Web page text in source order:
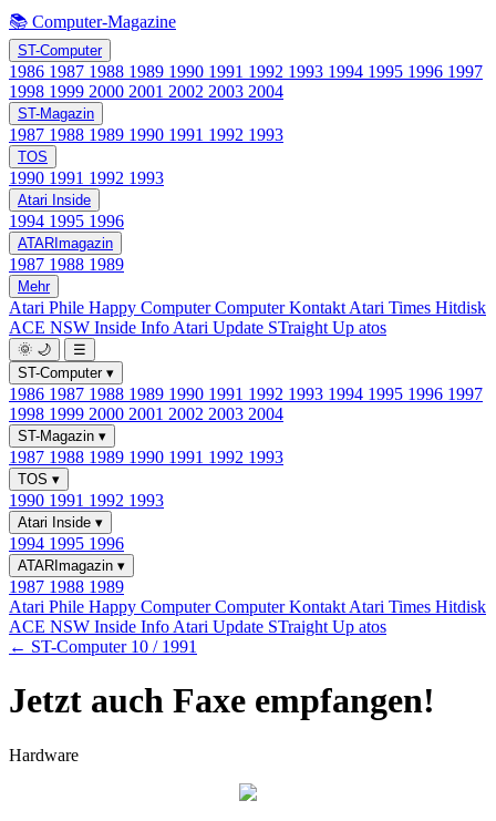
📚 Computer-Magazine
ST-Computer
1986 1987 1988 1989 1990 1991 1992 1993 1994 1995 1996 1997
1998 1999 2000 2001 2002 2003 2004
ST-Magazin
1987 1988 1989 1990 1991 1992 1993
TOS
1990 1991 1992 1993
Atari Inside
1994 1995 1996
ATARImagazin
1987 1988 1989
Mehr
Atari Phile Happy ComputerComputer Kontakt Atari Times Hitdisk
ACE NSW Inside Info Atari Update STraight Up atos
🌞 🌙
☰
ST-Computer ▾
1986 1987 1988 1989 1990 1991 1992 1993 1994 1995 1996 1997
1998 1999 2000 2001 2002 2003 2004
ST-Magazin ▾
1987 1988 1989 1990 1991 1992 1993
TOS ▾
1990 1991 1992 1993
Atari Inside ▾
1994 1995 1996
ATARImagazin ▾
1987 1988 1989
Atari Phile Happy ComputerComputer Kontakt Atari Times Hitdisk
ACE NSW Inside Info Atari Update STraight Up atos
← ST-Computer 10 / 1991
Jetzt auch Faxe empfangen!
Hardware